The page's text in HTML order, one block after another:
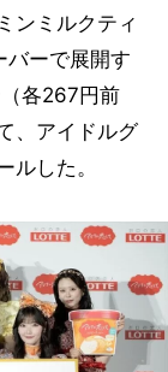
ンミルクティ
バーで展開す
各267円前
、アイドルグ
ルした。